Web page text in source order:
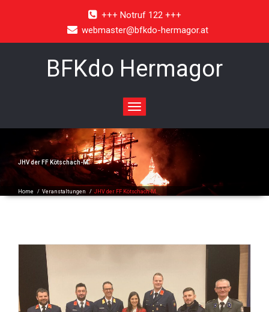
+++ Notruf 122 +++
webmaster@bfkdo-hermagor.at
BFKdo Hermagor
Toggle
navigation
JHV der FF Kötschach-M.
Home / Veranstaltungen / JHV der FF Kötschach-M.